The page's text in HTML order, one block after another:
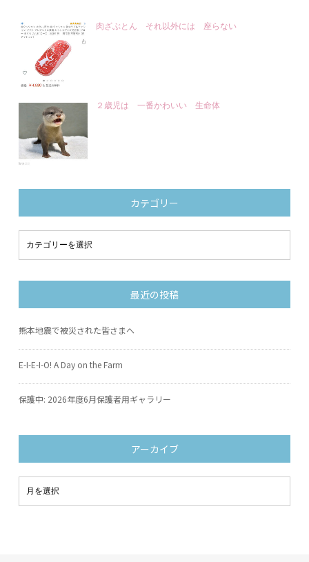
肉ざぶとん それ以外には 座らない
２歳児は 一番かわいい 生命体
カテゴリー
最近の投稿
熊本地震で被災された皆さまへ
E-I-E-I-O! A Day on the Farm
保護中: 2026年度6月保護者用ギャラリー
アーカイブ